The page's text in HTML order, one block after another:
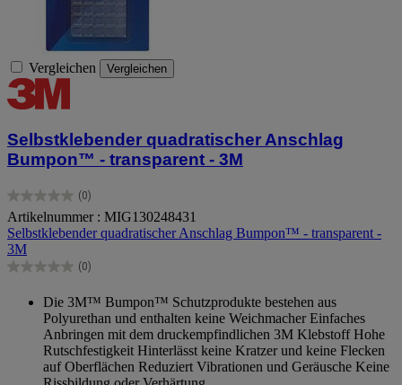
Vergleichen Vergleichen
Selbstklebender quadratischer Anschlag
Bumpon™ - transparent - 3M
(0)
0.0
von
5
Sternen.
Artikelnummer : MIG130248431
Selbstklebender quadratischer Anschlag Bumpon™ - transparent -
3M
(0)
0.0
Sternen.
Die 3M™ Bumpon™ Schutzprodukte bestehen aus
Polyurethan und enthalten keine Weichmacher Einfaches
Anbringen mit dem druckempfindlichen 3M Klebstoff Hohe
Rutschfestigkeit Hinterlässt keine Kratzer und keine Flecken
auf Oberflächen Reduziert Vibrationen und Geräusche Keine